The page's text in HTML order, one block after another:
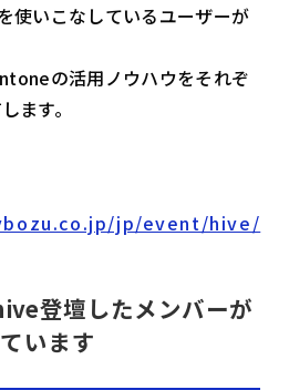
使いこなしているユーザーが
の活用ノウハウをそれぞ
ます。
jp/event/hive/
登壇したメンバーが
います